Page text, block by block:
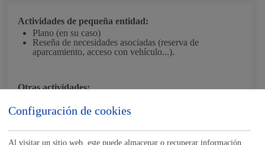
Actividades de pequeña entidad:
Plano (en su caso)
Reseña de necesidades asociadas (reserva de
aparcamiento, acceso con vehículo...).
Otras actividades:
Plano de la actividad: ubicación, distribución de los
elementos, etc.
responsabilidad civil con cobertura de actividades en la
Configuración de cookies
Al visitar un sitio web, este puede almacenar o recuperar información